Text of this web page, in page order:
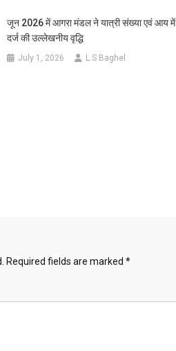
जून 2026 में आगरा मंडल ने यात्री संख्या एवं आय में
दर्ज की उल्लेखनीय वृद्धि
July 1, 2026 L.S Baghel
Required fields are marked *